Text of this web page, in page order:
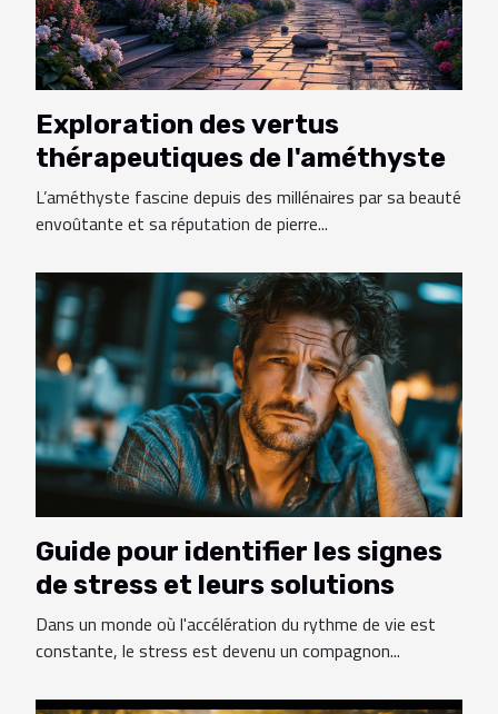
Exploration des vertus
thérapeutiques de l'améthyste
L’améthyste fascine depuis des millénaires par sa beauté
envoûtante et sa réputation de pierre...
Guide pour identifier les signes
de stress et leurs solutions
Dans un monde où l'accélération du rythme de vie est
constante, le stress est devenu un compagnon...